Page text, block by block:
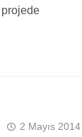
2 Mayıs 2014